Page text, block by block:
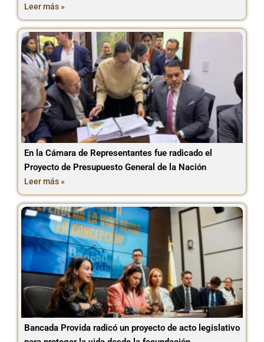
Leer más »
En la Cámara de Representantes fue radicado el
Proyecto de Presupuesto General de la Nación
Leer más »
Bancada Provida radicó un proyecto de acto legislativo